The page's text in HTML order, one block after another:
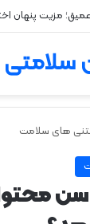
مزیت پنهان
سلامتی
های سلامت
سن